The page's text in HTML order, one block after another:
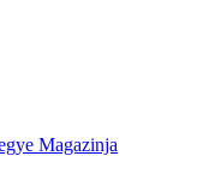
Magazinja